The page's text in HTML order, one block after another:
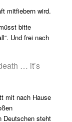
mitfiebern wird.
bitte
Und frei nach
… it’s
mit nach Hause
Deutschen steht